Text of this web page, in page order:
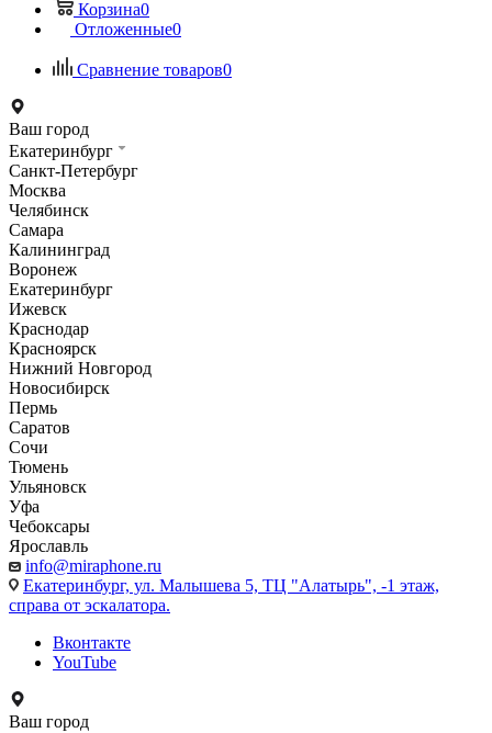
Корзина0
Отложенные0
Сравнение товаров0
Ваш город
Екатеринбург
Санкт-Петербург
Москва
Челябинск
Самара
Калининград
Воронеж
Екатеринбург
Ижевск
Краснодар
Красноярск
Нижний Новгород
Новосибирск
Пермь
Саратов
Сочи
Тюмень
Ульяновск
Уфа
Чебоксары
Ярославль
info@miraphone.ru
Екатеринбург, ул. Малышева 5, ТЦ "Алатырь", -1 этаж,
справа от эскалатора.
Вконтакте
YouTube
Ваш город